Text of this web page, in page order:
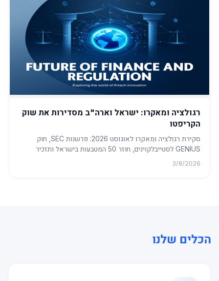
רגולציה ומאקרו: ישראל וארה"ב מסדירות את שוק
הקריפטו
סקירת רגולציה ומאקרו לאוגוסט 2026: פרשנות SEC, חוק
GENIUS לסטייבלקוינים, חוזר 50 המטבעות בישראל ותזכיר
הסטייבלקוין השקלי...
3/8/2026
הכלים שלנו